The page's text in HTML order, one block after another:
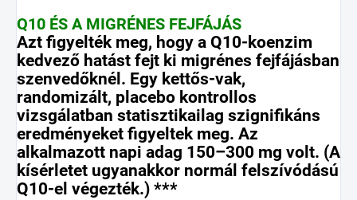
Q10 ÉS A MIGRÉNES FEJFÁJÁS
Azt figyelték meg, hogy a Q10-koenzim
kedvező hatást fejt ki migrénes fejfájásban
szenvedőknél. Egy kettős-vak,
randomizált, placebo kontrollos
vizsgálatban statisztikailag szignifikáns
eredményeket figyeltek meg. Az
alkalmazott napi adag 150–300 mg volt. (A
kísérletet ugyanakkor normál felszívódású
Q10-el végezték.) ***